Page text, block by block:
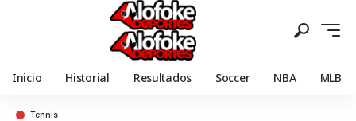
Inicio Historial Resultados Soccer NBA MLB
Tennis